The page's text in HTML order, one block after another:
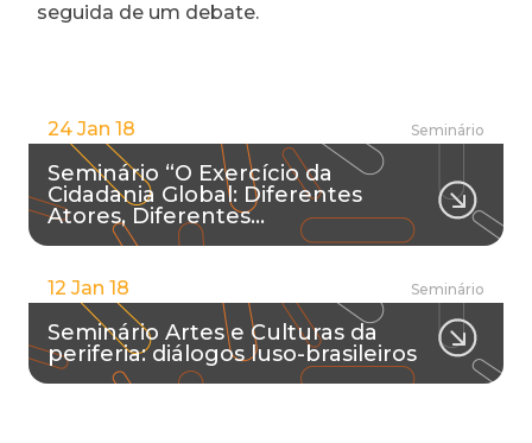
seguida de um debate.
24 Jan 18 Seminário
Seminário “O Exercício da
Cidadania Global: Diferentes
Atores, Diferentes…
12 Jan 18 Seminário
Seminário Artes e Culturas da
periferia: diálogos luso-brasileiros